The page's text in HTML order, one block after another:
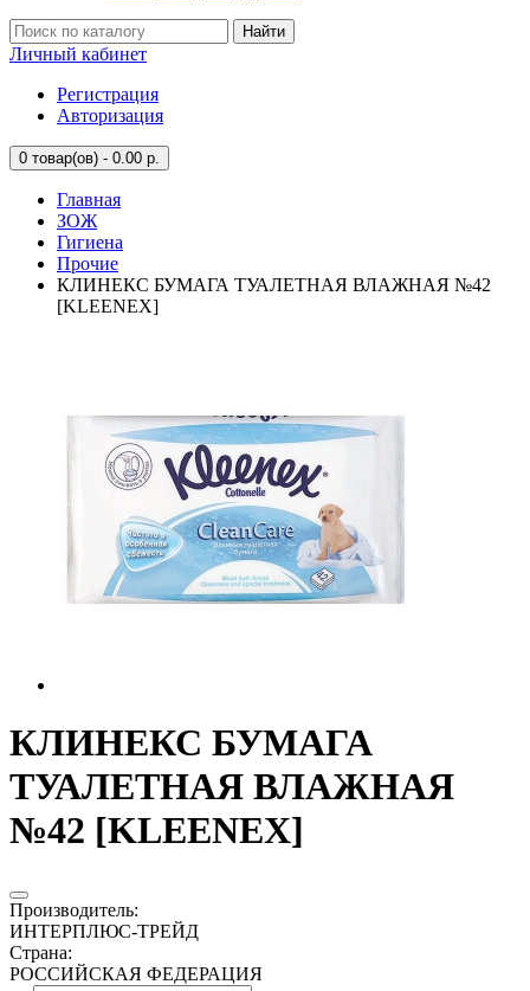
Найти
Личный кабинет
Регистрация
Авторизация
0 товар(ов) - 0.00 р.
Главная
ЗОЖ
Гигиена
Прочие
КЛИНЕКС БУМАГА ТУАЛЕТНАЯ ВЛАЖНАЯ №42
[KLEENEX]
КЛИНЕКС БУМАГА
ТУАЛЕТНАЯ ВЛАЖНАЯ
№42 [KLEENEX]
Производитель:
ИНТЕРПЛЮС-ТРЕЙД
Страна:
РОССИЙСКАЯ ФЕДЕРАЦИЯ